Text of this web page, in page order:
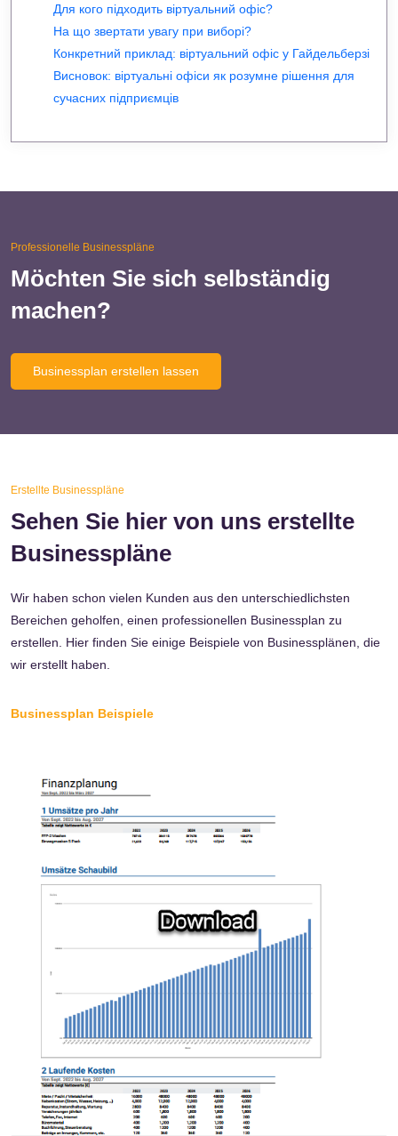
Для кого підходить віртуальний офіс?
На що звертати увагу при виборі?
Конкретний приклад: віртуальний офіс у Гайдельберзі
Висновок: віртуальні офіси як розумне рішення для
сучасних підприємців
Professionelle Businesspläne
Möchten Sie sich selbständig
machen?
Businessplan erstellen lassen
Erstellte Businesspläne
Sehen Sie hier von uns erstellte
Businesspläne
Wir haben schon vielen Kunden aus den unterschiedlichsten
Bereichen geholfen, einen professionellen Businessplan zu
erstellen. Hier finden Sie einige Beispiele von Businessplänen, die
wir erstellt haben.
Businessplan Beispiele